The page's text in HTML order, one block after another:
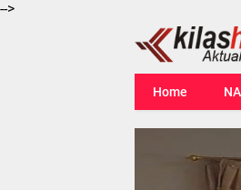
-->
Home